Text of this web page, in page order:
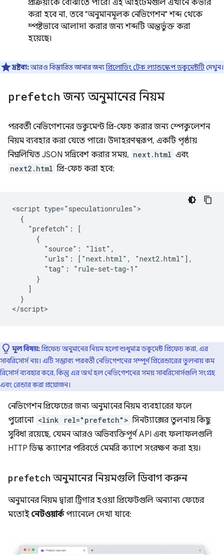
প্রক্রিয়াকে বোঝাতে পারে। এই আইটেমগুলি এখানে কভার
করা হবে না, তবে "অনুমানমূলক নেভিগেশন" শব্দ থেকে
স্পষ্টভাবে আলাদা করার জন্য শব্দটি অন্তর্ভুক্ত করা
হয়েছে।
দ্রষ্টব্য:আরও বিস্তারিত জানার জন্যপ্রিলোডিং টেক ল্যান্ডস্কেপ ডকুমেন্টটিদেখুন।
prefetch জন্য অনুমানের নিয়ম
পরবর্তী নেভিগেশনের ডকুমেন্ট প্রি-ফেচ করার জন্য স্পেকুলেশন
নিয়ম ব্যবহার করা যেতে পারে। উদাহরণস্বরূপ, একটি পৃষ্ঠায়
নিম্নলিখিত JSON সন্নিবেশ করার সময়, next.html এবং
next2.html প্রি-ফেচ করা হবে:
<script type="speculationrules">
  {
    "prefetch": [
      {
        "source": "list",
        "urls": ["next.html", "next2.html"],
        "tag": "rule-set-tag-1"
      }
    ]
  }
মূল বিষয়:প্রিফেচ অনুমানের নিয়ম হলো শুধুমাত্র ডকুমেন্ট প্রিফেচ করা, এর
সাবরিসোর্স নয়। এটি সম্ভাব্য পরবর্তী নেভিগেশনের সম্পূর্ণ প্রিরেন্ডারের তুলনায় কম
রিসোর্স ব্যবহার করে, কিন্তু এর অর্থ হল নেভিগেশনের সময় সাবরিসোর্সগুলি সংগ্রহ
এবং রেন্ডার করা প্রয়োজন।
নেভিগেশন প্রিফেচের জন্য অনুমানের নিয়ম ব্যবহারের ফলে
পুরোনো <link rel="prefetch"> সিনট্যাক্সের তুলনায় কিছু
সুবিধা রয়েছে, যেমন আরও অভিব্যক্তিপূর্ণ API এবং ফলাফলগুলি
HTTP ডিস্ক ক্যাশের পরিবর্তে মেমরি ক্যাশে সংরক্ষণ করা হয়।
prefetch অনুমানের নিয়মগুলি ডিবাগ করুন
অনুমানের নিয়ম দ্বারা ট্রিগার হওয়া প্রিফেটগুলি অন্যান্য ফেচের
মতোই নেটওয়ার্কপ্যানেলে দেখা যাবে: